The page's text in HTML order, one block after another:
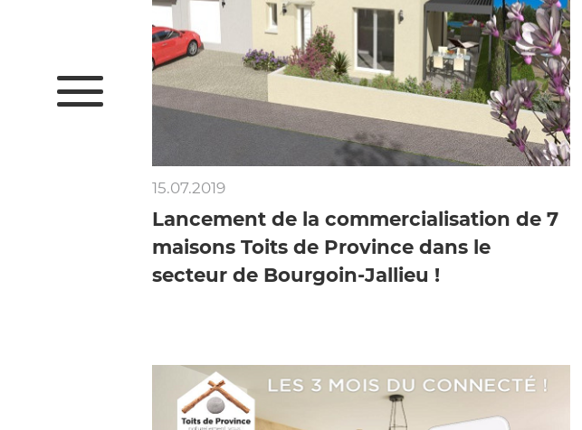
15.07.2019
Lancement de la commercialisation de 7
maisons Toits de Province dans le
secteur de Bourgoin-Jallieu !